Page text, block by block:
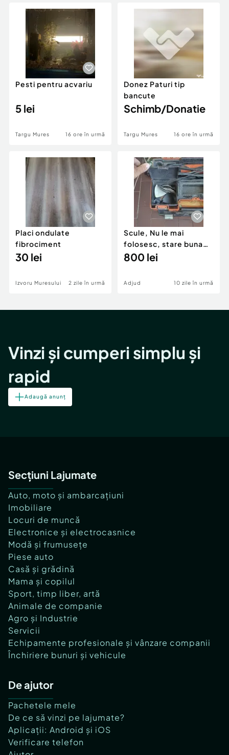
Servicii
Animale de companie
Afaceri și echipamente profesionale
Inchiriere Bunuri si Vehicule
Utilaje agricole si industriale
Piese auto si accesorii
Dacia Duster
Pesti pentru acvariu
5 lei
Targu Mures 16 ore în urmă
Donez Paturi tip
bancute
Schimb/Donatie
Targu Mures 16 ore în urmă
Placi ondulate
fibrociment
30 lei
Izvoru Muresului 2 zile în urmă
Scule, Nu le mai
folosesc, stare buna
de functionare
800 lei
Adjud 10 zile în urmă
Vinzi și cumperi simplu și
rapid
Adaugă anunț
Secțiuni Lajumate
Auto, moto și ambarcațiuni
Imobiliare
Locuri de muncă
Electronice și electrocasnice
Modă și frumusețe
Piese auto
Casă și grădină
Mama și copilul
Sport, timp liber, artă
Animale de companie
Agro și Industrie
Servicii
Echipamente profesionale și vânzare companii
Închiriere bunuri și vehicule
De ajutor
Pachetele mele
De ce să vinzi pe lajumate?
Aplicații: Android și iOS
Verificare telefon